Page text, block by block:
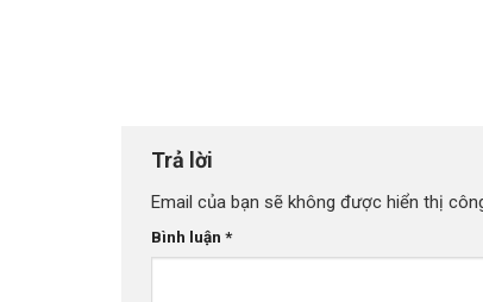
Trả lời
Email của bạn sẽ không được hiển thị
Bình luận *